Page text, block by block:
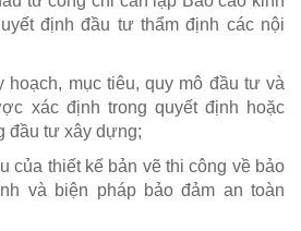
định đầu tư thẩm định các nội
mục tiêu, quy mô đầu tư và
xác định trong quyết định hoặc
đầu tư xây dựng;
của thiết kế bản vẽ thi công về bảo
và biện pháp bảo đảm an toàn